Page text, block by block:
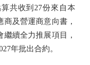
共收到27份來自本
及營運商意向書，
續全力推展項目，
年批出合約。